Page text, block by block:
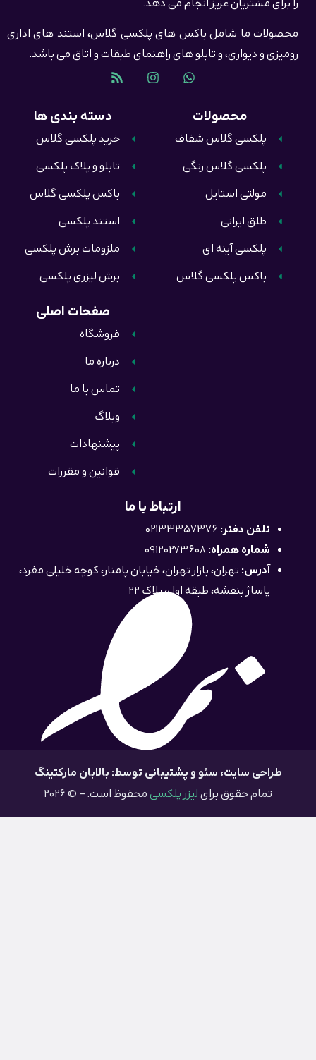
را برای مشتریان عزیز انجام می دهد.
محصولات ما شامل باکس های پلکسی گلاس، استند های اداری
رومیزی و دیواری، و تابلو های راهنمای طبقات و اتاق می باشد.
دسته بندی ها
خرید پلکسی گلاس
تابلو و پلاک پلکسی
باکس پلکسی گلاس
استند پلکسی
ملزومات برش پلکسی
برش لیزری پلکسی
محصولات
پلکسی گلاس شفاف
پلکسی گلاس رنگی
مولتی استایل
طلق ایرانی
پلکسی آینه ای
باکس پلکسی گلاس
صفحات اصلی
فروشگاه
درباره ما
تماس با ما
وبلاگ
پیشنهادات
قوانین و مقررات
ارتباط با ما
تلفن دفتر: 02133357376
شماره همراه: 09120273608
آدرس: تهران، بازار تهران، خیابان پامنار، کوچه خلیلی مفرد،
پاساژ بنفشه، طبقه اول، پلاک 22
تمام حقوق برایلیزر پلکسیمحفوظ است. – © 2026
طراحی سایت، سئو و پشتیبانی توسط: بالابان مارکتینگ